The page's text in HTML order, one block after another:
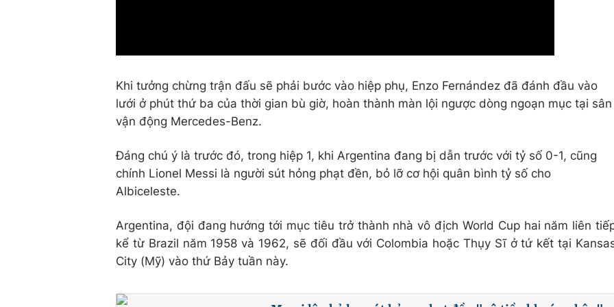
Khi tưởng chừng trận đấu sẽ phải bước vào hiệp phụ, Enzo Fernández đã đánh đầu vào
lưới ở phút thứ ba của thời gian bù giờ, hoàn thành màn lội ngược dòng ngoạn mục tại sân
vận động Mercedes-Benz.
Đáng chú ý là trước đó, trong hiệp 1, khi Argentina đang bị dẫn trước với tỷ số 0-1, cũng
chính Lionel Messi là người sút hỏng phạt đền, bỏ lỡ cơ hội quân bình tỷ số cho
Albiceleste.
Argentina, đội đang hướng tới mục tiêu trở thành nhà vô địch World Cup hai năm liên
kể từ Brazil năm 1958 và 1962, sẽ đối đầu với Colombia hoặc Thụy Sĩ ở tứ kết tại
City (Mỹ) vào thứ Bảy tuần này.